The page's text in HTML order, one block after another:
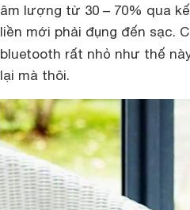
âm lượng từ 30 – 70% qua
liền mới phải đụng đến sạc.
bluetooth rất nhỏ như thế
lại mà thôi.